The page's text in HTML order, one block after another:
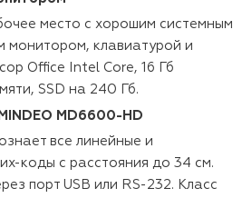
место с хорошим системным
монитором, клавиатурой и
Office Intel Core, 16 Гб
SSD на 240 Гб.
MD6600-HD
все линейные и
коды с расстояния до 34 см.
порт USB или RS-232. Класс